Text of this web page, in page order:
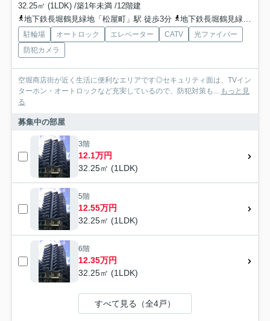
32.25㎡ (1LDK) /築1年未満 /12階建
地下鉄長堀鶴見緑地「松屋町」駅 徒歩3分
地下鉄長堀鶴見緑地「長堀橋」駅 徒歩6分
駐輪場 オートロック エレベーター CATV
光ファイバー
防犯カメラ
空堀商店街が近く生活に便利なエリアです◎セキュリティ面は、TVイン
ターホン・オートロックなど充実しているので、防犯対策も... もっと見
る
募集中の部屋
3階
12.1万円
32.25㎡ (1LDK)
5階
12.55万円
32.25㎡ (1LDK)
6階
12.35万円
32.25㎡ (1LDK)
すべて見る（全4戸）